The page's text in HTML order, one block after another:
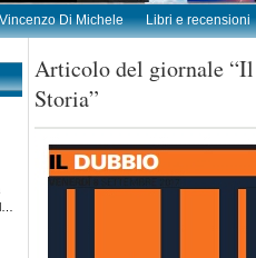
Vincenzo Di Michele Libri e recensioni
Articolo del giornale
Storia”